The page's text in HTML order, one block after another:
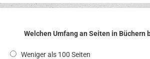
Welchen Umfang an Seiten in Büchern
Weniger als 100 Seiten